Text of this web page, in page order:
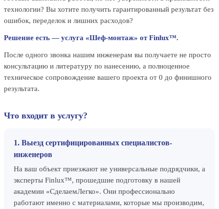
технологии? Вы хотите получить гарантированный результат без
ошибок, переделок и лишних расходов?
Решение есть — услуга «Шеф-монтаж» от Finlux™.
После одного звонка нашим инженерам вы получаете не просто
консультацию и литературу по нанесению, а полноценное
техническое сопровождение вашего проекта от 0 до финишного
результата.
Что входит в услугу?
1. Выезд сертифицированных специалистов-
инженеров
На ваш объект приезжают не универсальные подрядчики, а
эксперты Finlux™, прошедшие подготовку в нашей
академии «СделаемЛегко». Они профессионально
работают именно с материалами, которые мы производим,